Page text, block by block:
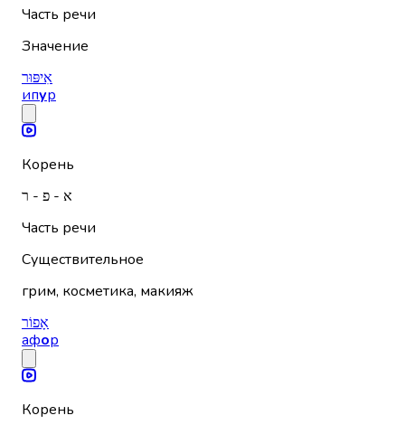
Часть речи
Значение
אִיפּוּר
ипур
Корень
א - פ - ר
Часть речи
Существительное
грим, косметика, макияж
אָפוֹר
афор
Корень